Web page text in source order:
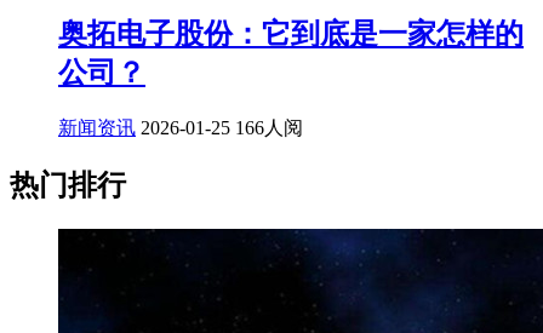
奥拓电子股份：它到底是一家怎样的
公司？
新闻资讯 2026-01-25 166人阅
热门排行